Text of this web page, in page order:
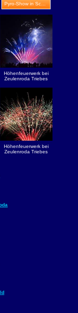
Pyro-Show in Schloss Weitersroda
Höhenfeuerwerk bei
Zeulenroda Triebes
Höhenfeuerwerk bei
Zeulenroda Triebes